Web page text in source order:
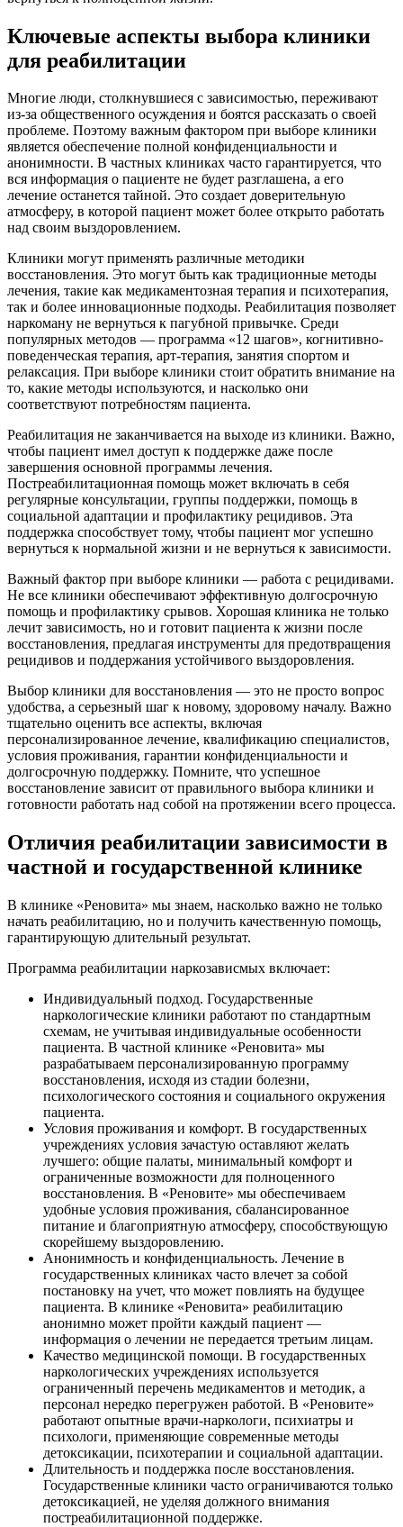
Ключевые аспекты выбора клиники
для реабилитации
Многие люди, столкнувшиеся с зависимостью, переживают
из-за общественного осуждения и боятся рассказать о своей
проблеме. Поэтому важным фактором при выборе клиники
является обеспечение полной конфиденциальности и
анонимности. В частных клиниках часто гарантируется, что
вся информация о пациенте не будет разглашена, а его
лечение останется тайной. Это создает доверительную
атмосферу, в которой пациент может более открыто работать
над своим выздоровлением.
Клиники могут применять различные методики
восстановления. Это могут быть как традиционные методы
лечения, такие как медикаментозная терапия и психотерапия,
так и более инновационные подходы. Реабилитация позволяет
наркоману не вернуться к пагубной привычке. Среди
популярных методов — программа «12 шагов», когнитивно-
поведенческая терапия, арт-терапия, занятия спортом и
релаксация. При выборе клиники стоит обратить внимание на
то, какие методы используются, и насколько они
соответствуют потребностям пациента.
Реабилитация не заканчивается на выходе из клиники. Важно,
чтобы пациент имел доступ к поддержке даже после
завершения основной программы лечения.
Постреабилитационная помощь может включать в себя
регулярные консультации, группы поддержки, помощь в
социальной адаптации и профилактику рецидивов. Эта
поддержка способствует тому, чтобы пациент мог успешно
вернуться к нормальной жизни и не вернуться к зависимости.
Важный фактор при выборе клиники — работа с рецидивами.
Не все клиники обеспечивают эффективную долгосрочную
помощь и профилактику срывов. Хорошая клиника не только
лечит зависимость, но и готовит пациента к жизни после
восстановления, предлагая инструменты для предотвращения
рецидивов и поддержания устойчивого выздоровления.
Выбор клиники для восстановления — это не просто вопрос
удобства, а серьезный шаг к новому, здоровому началу. Важно
тщательно оценить все аспекты, включая
персонализированное лечение, квалификацию специалистов,
условия проживания, гарантии конфиденциальности и
долгосрочную поддержку. Помните, что успешное
восстановление зависит от правильного выбора клиники и
готовности работать над собой на протяжении всего процесса.
Отличия реабилитации зависимости в
частной и государственной клинике
В клинике «Реновита» мы знаем, насколько важно не только
начать реабилитацию, но и получить качественную помощь,
гарантирующую длительный результат.
Программа реабилитации наркозависмых включает:
Индивидуальный подход. Государственные
наркологические клиники работают по стандартным
схемам, не учитывая индивидуальные особенности
пациента. В частной клинике «Реновита» мы
разрабатываем персонализированную программу
восстановления, исходя из стадии болезни,
психологического состояния и социального окружения
пациента.
Условия проживания и комфорт. В государственных
учреждениях условия зачастую оставляют желать
лучшего: общие палаты, минимальный комфорт и
ограниченные возможности для полноценного
восстановления. В «Реновите» мы обеспечиваем
удобные условия проживания, сбалансированное
питание и благоприятную атмосферу, способствующую
скорейшему выздоровлению.
Анонимность и конфиденциальность. Лечение в
государственных клиниках часто влечет за собой
постановку на учет, что может повлиять на будущее
пациента. В клинике «Реновита» реабилитацию
анонимно может пройти каждый пациент —
информация о лечении не передается третьим лицам.
Качество медицинской помощи. В государственных
наркологических учреждениях используется
ограниченный перечень медикаментов и методик, а
персонал нередко перегружен работой. В «Реновите»
работают опытные врачи-наркологи, психиатры и
психологи, применяющие современные методы
детоксикации, психотерапии и социальной адаптации.
Длительность и поддержка после восстановления.
Государственные клиники часто ограничиваются только
детоксикацией, не уделяя должного внимания
постреабилитационной поддержке.